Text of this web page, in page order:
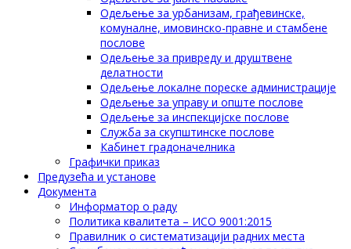
Одељење за урбанизам, грађевинске,
комуналне, имовинско-правне и стамбене
послове
Одељење за привреду и друштвене
делатности
Одељење локалне пореске администрације
Одељење за управу и опште послове
Одељење за инспекцијске послове
Служба за скупштинске послове
Кабинет градоначелника
Графички приказ
Предузећа и установе
Документа
Информатор о раду
Политика квалитета – ИСО 9001:2015
Правилник о систематизацији радних места